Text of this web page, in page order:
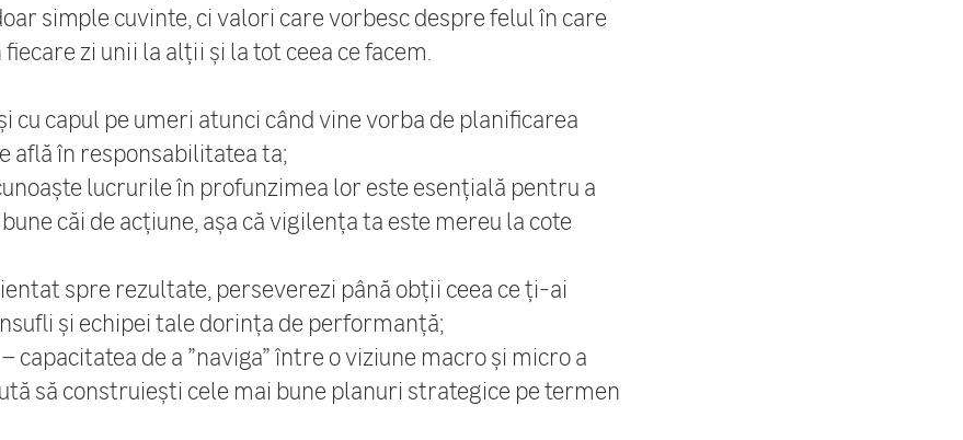
simple cuvinte, ci valori care vorbesc despre felul în care
zi unii la alții și la tot ceea ce facem.
cu capul pe umeri atunci când vine vorba de planificarea
află în responsabilitatea ta;
lucrurile în profunzimea lor este esențială pentru a
căi de acțiune, așa că vigilența ta este mereu la cote
spre rezultate, perseverezi până obții ceea ce ți-ai
și echipei tale dorința de performanță;
– capacitatea de a ”naviga” între o viziune macro și micro a
să construiești cele mai bune planuri strategice pe termen